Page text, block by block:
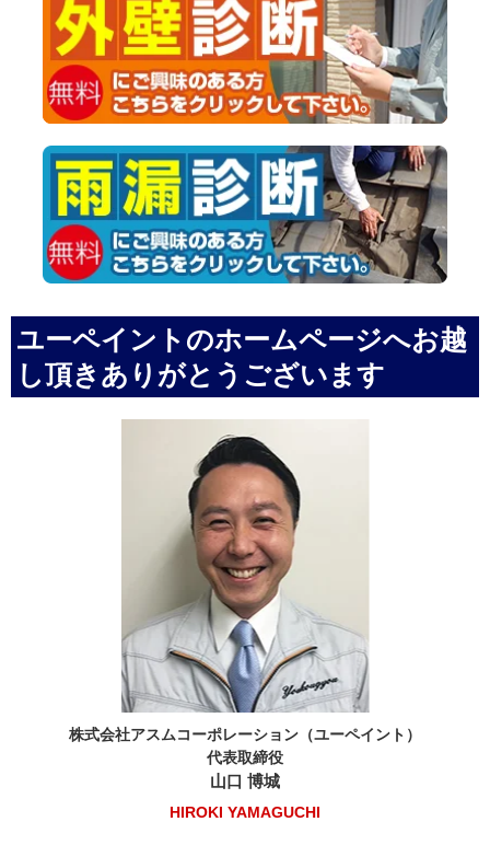
ユーペイントのホームページへお越
し頂きありがとうございます
株式会社アスムコーポレーション（ユーペイント）
代表取締役
山口 博城
HIROKI YAMAGUCHI